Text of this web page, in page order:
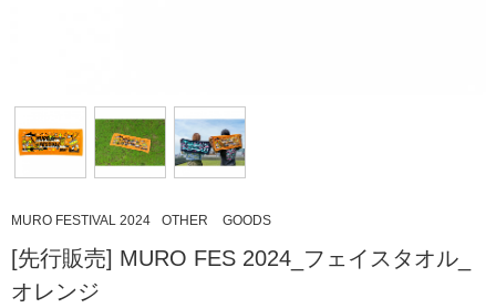
MURO FESTIVAL 2024 OTHER GOODS
[先行販売] MURO FES 2024_フェイスタオル_
オレンジ